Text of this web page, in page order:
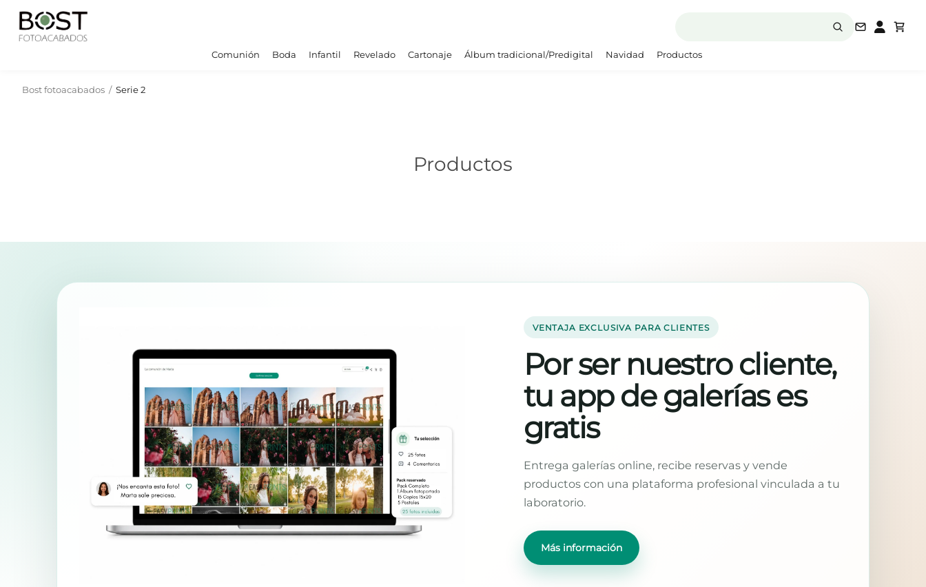
Comunión Boda Infantil Revelado Cartonaje Álbum tradicional/Predigital Navidad Productos
Bost fotoacabados / Serie 2
Productos
VENTAJA EXCLUSIVA PARA CLIENTES
Por ser nuestro cliente,
tu app de galerías es
gratis
Entrega galerías online, recibe reservas y vende
productos con una plataforma profesional vinculada a tu
laboratorio.
Más información